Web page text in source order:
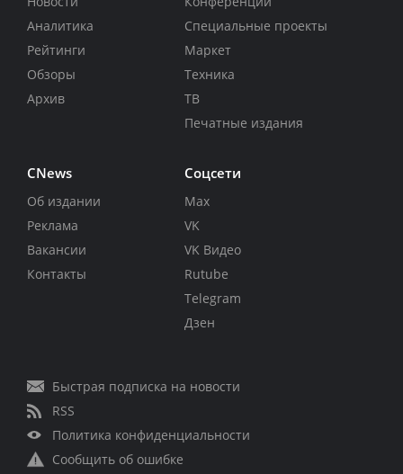
Аналитика
Рейтинги
Обзоры
Архив
Специальные проекты
Маркет
Техника
ТВ
Печатные издания
CNews
Об издании
Реклама
Вакансии
Контакты
Соцсети
Max
VK
VK Видео
Rutube
Telegram
Дзен
Быстрая подписка на новости
RSS
Политика конфиденциальности
Сообщить об ошибке